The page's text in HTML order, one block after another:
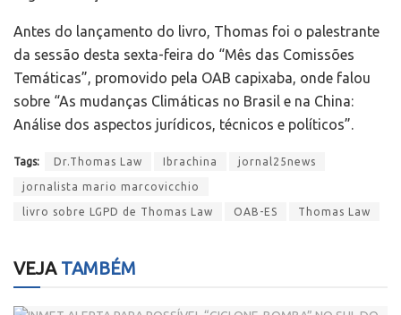
Antes do lançamento do livro, Thomas foi o palestrante
da sessão desta sexta-feira do “Mês das Comissões
Temáticas”, promovido pela OAB capixaba, onde falou
sobre “As mudanças Climáticas no Brasil e na China:
Análise dos aspectos jurídicos, técnicos e políticos”.
Tags: Dr.Thomas Law Ibrachina jornal25news
jornalista mario marcovicchio
livro sobre LGPD de Thomas Law OAB-ES Thomas Law
VEJATAMBÉM